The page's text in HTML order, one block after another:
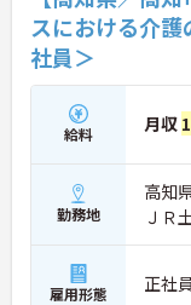
スにおける介
社員＞
給料 月収
勤務地
高知
ＪＲ
雇用形態 正社